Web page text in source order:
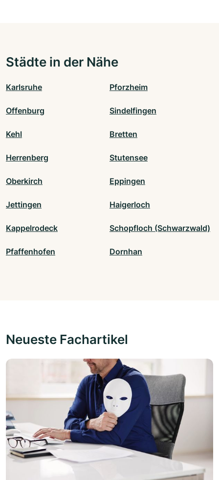
Städte in der Nähe
Karlsruhe Pforzheim
Offenburg Sindelfingen
Kehl Bretten
Herrenberg Stutensee
Oberkirch Eppingen
Jettingen Haigerloch
Kappelrodeck Schopfloch (Schwarzwald)
Pfaffenhofen Dornhan
Neueste Fachartikel